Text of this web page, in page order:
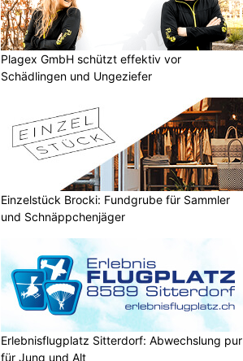
Plagex GmbH schützt effektiv vor
Schädlingen und Ungeziefer
Einzelstück Brocki: Fundgrube für Sammler
und Schnäppchenjäger
Erlebnisflugplatz Sitterdorf: Abwechslung pur
für Jung und Alt